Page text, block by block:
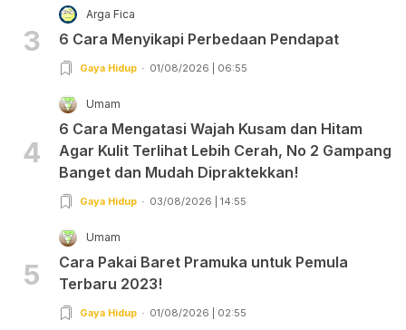
3
Arga Fica
6 Cara Menyikapi Perbedaan Pendapat
Gaya Hidup 01/08/2026 | 06:55
4
Umam
6 Cara Mengatasi Wajah Kusam dan Hitam
Agar Kulit Terlihat Lebih Cerah, No 2 Gampang
Banget dan Mudah Dipraktekkan!
Gaya Hidup 03/08/2026 | 14:55
5
Umam
Cara Pakai Baret Pramuka untuk Pemula
Terbaru 2023!
Gaya Hidup 01/08/2026 | 02:55